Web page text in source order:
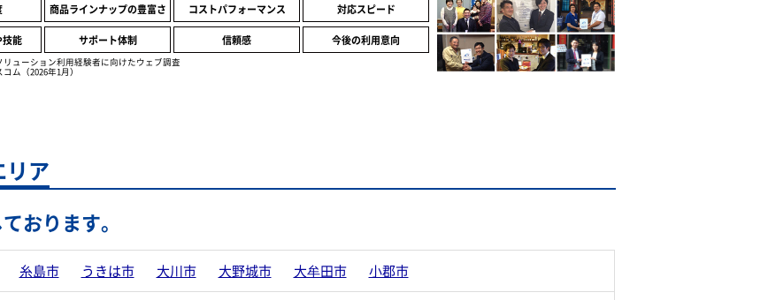
商品ラインナップの豊富さ コストパフォーマンス 対応スピード
技能 サポート体制 信頼感 今後の利用意向
ューション利用経験者に向けたウェブ調査
ム（2026年1月）
ア
おります。
糸島市 うきは市 大川市 大野城市 大牟田市 小郡市